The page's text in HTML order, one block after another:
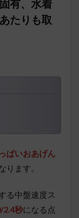
有、水着
たりも取
っぱいおあげん
ります。
る中盤速度ス
2.4秒になる点